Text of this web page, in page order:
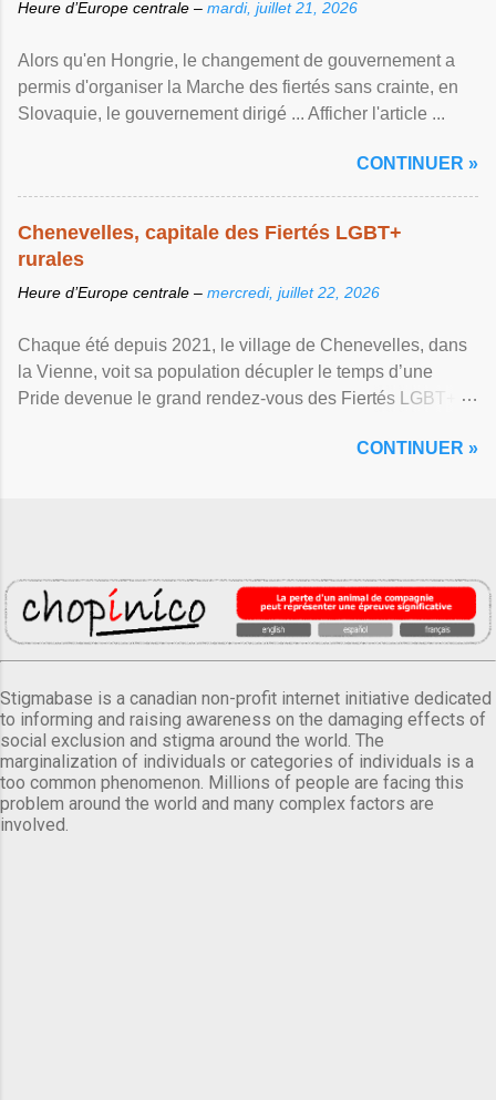
Heure d’Europe centrale – mardi, juillet 21, 2026
Alors qu'en Hongrie, le changement de gouvernement a
permis d'organiser la Marche des fiertés sans crainte, en
Slovaquie, le gouvernement dirigé ... Afficher l'article ...
CONTINUER »
Chenevelles, capitale des Fiertés LGBT+
rurales
Heure d’Europe centrale – mercredi, juillet 22, 2026
Chaque été depuis 2021, le village de Chenevelles, dans
la Vienne, voit sa population décupler le temps d’une
Pride devenue le grand rendez-vous des Fiertés LGBT+
CONTINUER »
Stigmabase is a canadian non-profit internet initiative dedicated
to informing and raising awareness on the damaging effects of
social exclusion and stigma around the world. The
marginalization of individuals or categories of individuals is a
too common phenomenon. Millions of people are facing this
problem around the world and many complex factors are
involved.